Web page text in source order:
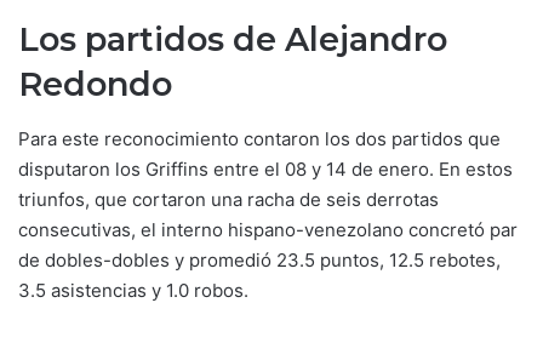
Los partidos de Alejandro
Redondo
Para este reconocimiento contaron los dos partidos que
disputaron los Griffins entre el 08 y 14 de enero. En estos
triunfos, que cortaron una racha de seis derrotas
consecutivas, el interno hispano-venezolano concretó par
de dobles-dobles y promedió 23.5 puntos, 12.5 rebotes,
3.5 asistencias y 1.0 robos.